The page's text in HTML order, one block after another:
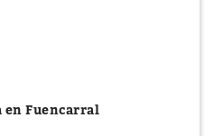
en Fuencarral